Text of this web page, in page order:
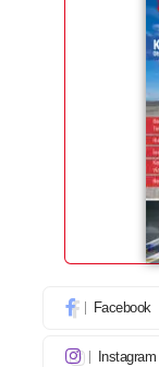
Facebook
Instagram